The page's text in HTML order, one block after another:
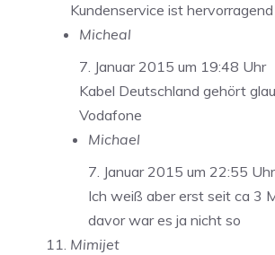
Kundenservice ist hervorragend
Micheal
7. Januar 2015 um 19:48 Uhr
Kabel Deutschland gehört
Vodafone
Michael
7. Januar 2015 um 22:55 Uhr
Ich weiß aber erst seit ca 3
davor war es ja nicht so
Mimijet